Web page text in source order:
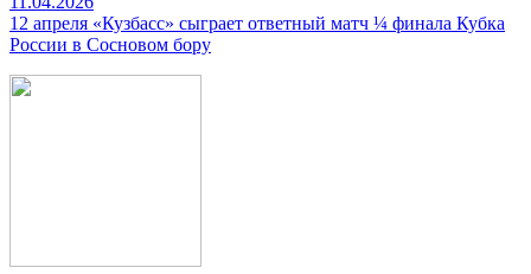
12 апреля «Кузбасс» сыграет ответный матч ¼ финала Кубка
России в Сосновом бору